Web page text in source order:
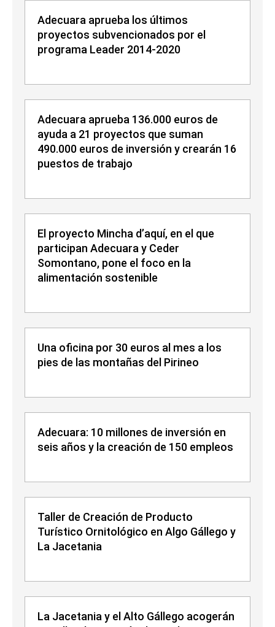
Adecuara aprueba los últimos
proyectos subvencionados por el
programa Leader 2014-2020
Adecuara aprueba 136.000 euros de
ayuda a 21 proyectos que suman
490.000 euros de inversión y crearán 16
puestos de trabajo
El proyecto Mincha d’aquí, en el que
participan Adecuara y Ceder
Somontano, pone el foco en la
alimentación sostenible
Una oficina por 30 euros al mes a los
pies de las montañas del Pirineo
Adecuara: 10 millones de inversión en
seis años y la creación de 150 empleos
Taller de Creación de Producto
Turístico Ornitológico en Algo Gállego y
La Jacetania
La Jacetania y el Alto Gállego acogerán